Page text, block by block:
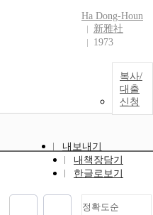
Ha Dong-Houn
新雅社
1973
복사/
대출
신청
내보내기
내책장담기
한글로보기
정확도순